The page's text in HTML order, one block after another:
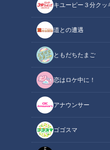
キユーピー３分クッ
道との遭遇
ともだちたまご
恋はロケ中に！
アナウンサー
ゴゴスマ
中日ドラゴンズ
サンドラコラム
【ドラゴンズを愛して半世紀
CBCテレビ「サンデードラ
ら東海エリアで生放送）
稲葉監督の恩義に報いるた
信じられない訃報